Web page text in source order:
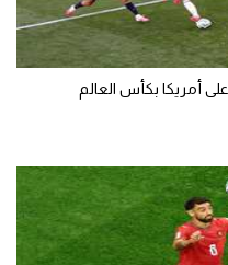
على أمريكا بكأس العالم